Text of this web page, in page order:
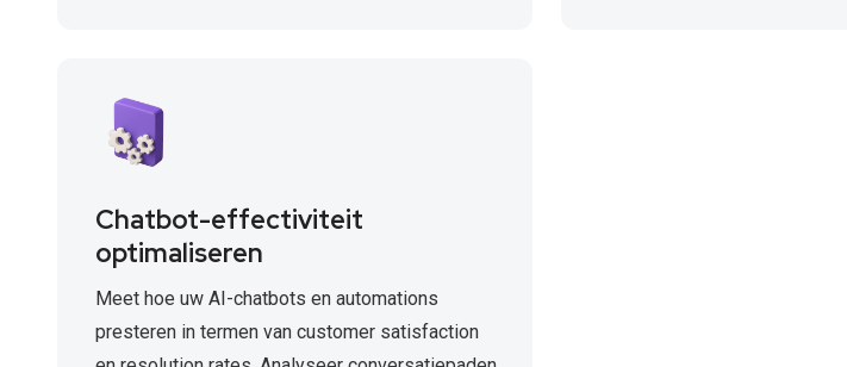
Chatbot-effectiviteit
optimaliseren
Meet hoe uw AI-chatbots en automations
presteren in termen van customer satisfaction